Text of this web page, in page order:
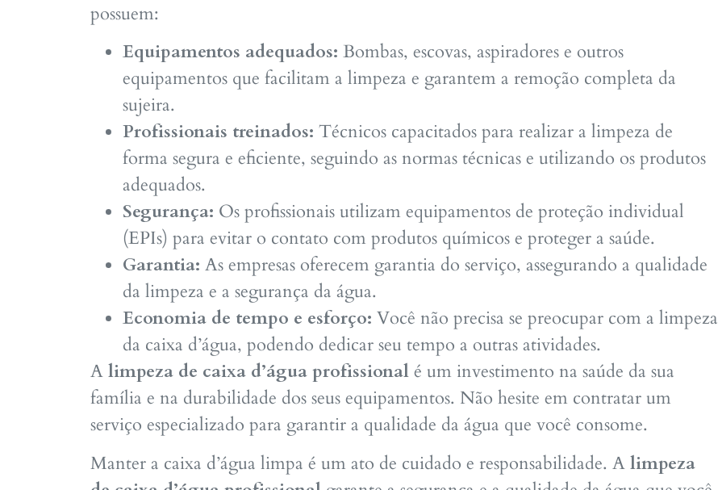
possuem:
Equipamentos adequados: Bombas, escovas, aspiradores e outros
equipamentos que facilitam a limpeza e garantem a remoção completa da
sujeira.
Profissionais treinados: Técnicos capacitados para realizar a limpeza de
forma segura e eficiente, seguindo as normas técnicas e utilizando os produtos
adequados.
Segurança: Os profissionais utilizam equipamentos de proteção individual
(EPIs) para evitar o contato com produtos químicos e proteger a saúde.
Garantia: As empresas oferecem garantia do serviço, assegurando a qualidade
da limpeza e a segurança da água.
Economia de tempo e esforço: Você não precisa se preocupar com a limpeza
da caixa d’água, podendo dedicar seu tempo a outras atividades.
A limpeza de caixa d’água profissional é um investimento na saúde da sua
família e na durabilidade dos seus equipamentos. Não hesite em contratar um
serviço especializado para garantir a qualidade da água que você consome.
Manter a caixa d’água limpa é um ato de cuidado e responsabilidade. A limpeza